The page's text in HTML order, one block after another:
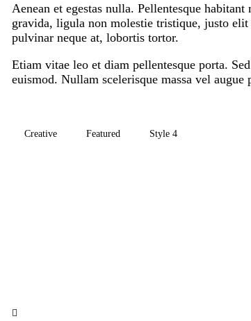
Aenean et egestas nulla. Pellentesque
gravida, ligula non molestie tristique, justo
pulvinar neque at, lobortis tortor.
Etiam vitae leo et diam pellentesque porta.
euismod. Nullam scelerisque massa vel
Creative Featured Style 4